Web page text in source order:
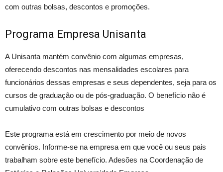
com outras bolsas, descontos e promoções.
Programa Empresa Unisanta
A Unisanta mantém convênio com algumas empresas,
oferecendo descontos nas mensalidades escolares para
funcionários dessas empresas e seus dependentes, seja para os
cursos de graduação ou de pós-graduação. O benefício não é
cumulativo com outras bolsas e descontos
Este programa está em crescimento por meio de novos
convênios. Informe-se na empresa em que você ou seus pais
trabalham sobre este benefício. Adesões na Coordenação de